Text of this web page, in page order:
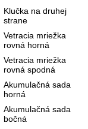
Klučka na druhej
strane
Vetracia mriežka
rovná horná
Vetracia mriežka
rovná spodná
Akumulačná sada
horná
Akumulačná sada
bočná